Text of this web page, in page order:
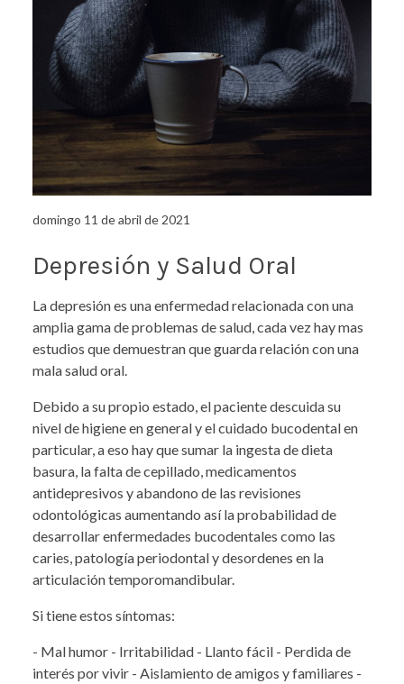
domingo 11 de abril de 2021
Depresión y Salud Oral
La depresión es una enfermedad relacionada con una
amplia gama de problemas de salud, cada vez hay mas
estudios que demuestran que guarda relación con una
mala salud oral.
Debido a su propio estado, el paciente descuida su
nivel de higiene en general y el cuidado bucodental en
particular, a eso hay que sumar la ingesta de dieta
basura, la falta de cepillado, medicamentos
antidepresivos y abandono de las revisiones
odontológicas aumentando así la probabilidad de
desarrollar enfermedades bucodentales como las
caries, patología periodontal y desordenes en la
articulación temporomandibular.
Si tiene estos síntomas:
- Mal humor - Irritabilidad - Llanto fácil - Perdida de
interés por vivir - Aislamiento de amigos y familiares -